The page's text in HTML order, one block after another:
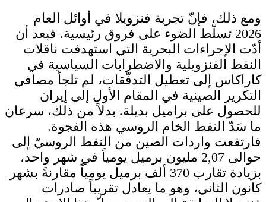
ومع ذلك، فإنّ تجربة فنزويلا في أوائل العام
2026 تسلّط الضوء على فروق رئيسية. فبعد أن
أدّت الإجراءات البحرية التي استهدفت ناقلات
النفط الفنزويلية والاضطرابات السياسية في
كاراكاس إلى تعطيل التدفّقات، لم تلجأ مصافي
التكرير الصينية في المقام الأول إلى إيران
للحصول على براميل بديلة. بدلاً من ذلك، سرعان
ما سَدّ النفط الخام الروسي هذه الفجوة.
فارتفعت واردات الصين من النفط الروسيّ إلى
حوالى 2,07 مليون برميل يومياً في شهر واحد،
بزيادة تقارب 370 ألف برميل يومياً مقارنةً بشهر
كانون الثاني، وهو ما يعادل تقريباً صادرات